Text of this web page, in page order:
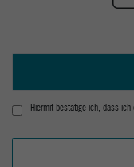
Hiermit bestätige ich, dass ich